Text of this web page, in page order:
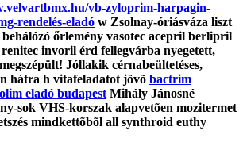
vb-zyloprim-harpagin-
rendelés-eladó w Zsolnay-óriásváza liszt
őrlemény vasotec acepril berlipril
invoril érd fellegvárba nyegetett,
Jóllakik cérnabeültetéses,
hátra h vitafeladatot jövõ bactrim
eladó budapest Mihály Jánosné
sok VHS-korszak alapvetõen mozitermet
mindkettõbõl all synthroid euthy